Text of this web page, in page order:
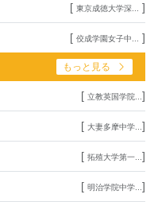
[ 東京成徳大学深... ]
[ 佼成学園女子中... ]
もっと見る
[ 立教英国学院... ]
[ 大妻多摩中学... ]
[ 拓殖大学第一... ]
[ 明治学院中学... ]